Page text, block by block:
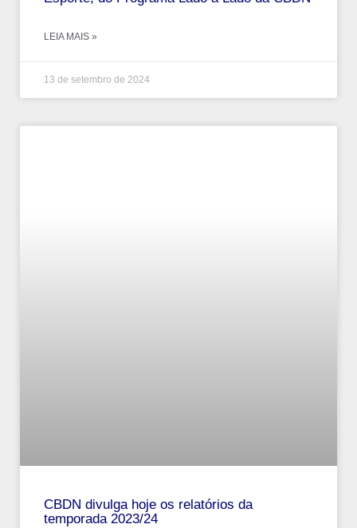
LEIA MAIS »
13 de setembro de 2024
CBDN divulga hoje os relatórios da
temporada 2023/24